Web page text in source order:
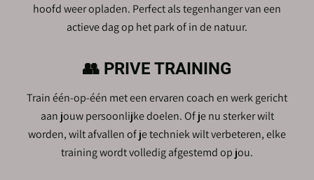
hoofd weer opladen. Perfect als tegenhanger van een
actieve dag op het park of in de natuur.
👥 PRIVE TRAINING
Train één-op-één met een ervaren coach en werk gericht
aan jouw persoonlijke doelen. Of je nu sterker wilt
worden, wilt afvallen of je techniek wilt verbeteren, elke
training wordt volledig afgestemd op jou.